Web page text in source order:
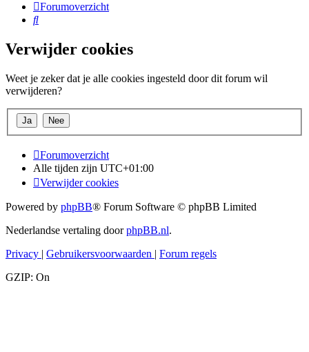
Forumoverzicht
Zoek
Verwijder cookies
Weet je zeker dat je alle cookies ingesteld door dit forum wil
verwijderen?
Forumoverzicht
Alle tijden zijn UTC+01:00
Verwijder cookies
Powered by phpBB® Forum Software © phpBB Limited
Nederlandse vertaling doorphpBB.nl.
Privacy | Gebruikersvoorwaarden | Forum regels
GZIP: On